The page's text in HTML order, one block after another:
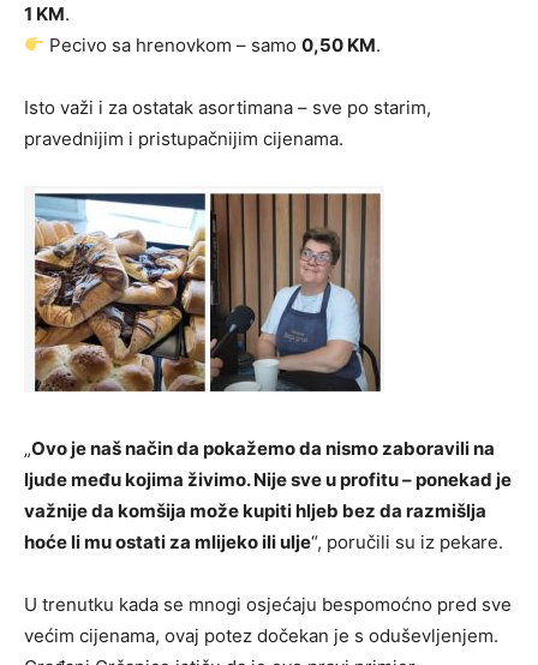
1 KM.
Pecivo sa hrenovkom – samo0,50 KM.
Isto važi i za ostatak asortimana – sve po starim,
pravednijim i pristupačnijim cijenama.
„Ovo je naš način da pokažemo da nismo zaboravili na
ljude među kojima živimo. Nije sve u profitu – ponekad je
važnije da komšija može kupiti hljeb bez da razmišlja
hoće li mu ostati za mlijeko ili ulje“, poručili su iz pekare.
U trenutku kada se mnogi osjećaju bespomoćno pred sve
većim cijenama, ovaj potez dočekan je s oduševljenjem.